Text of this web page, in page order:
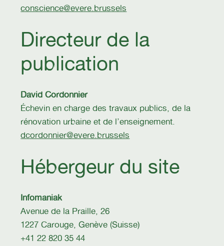
conscience@evere.brussels
Directeur de la
publication
David Cordonnier
Échevin en charge des travaux publics, de la
rénovation urbaine et de l’enseignement.
dcordonnier@evere.brussels
Hébergeur du site
Infomaniak
Avenue de la Praille, 26
1227 Carouge, Genève (Suisse)
+41 22 820 35 44